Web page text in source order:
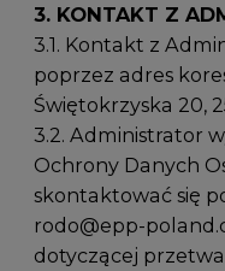
3. KONTAKT Z
3.1. Kontakt z
poprzez adres
Świętokrzyska 20,
3.2. Administrator
Ochrony Danych
skontaktować się
rodo@epp-
dotyczącej